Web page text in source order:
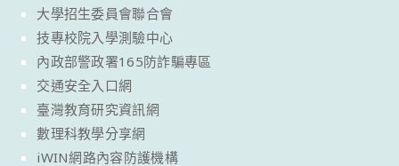
大學招生委員會聯合會
技專校院入學測驗中心
內政部警政署165防詐騙專區
交通安全入口網
臺灣教育研究資訊網
數理科教學分享網
iWIN網路內容防護機構